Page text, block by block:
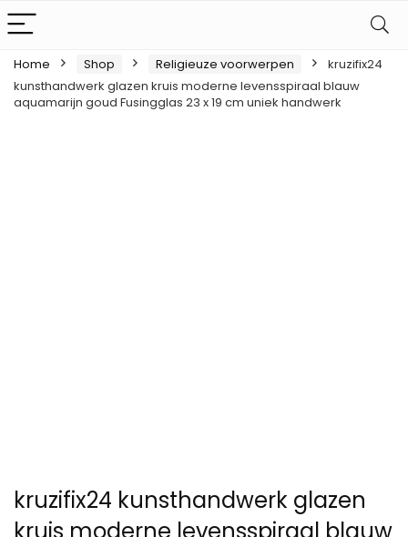
Home Shop Religieuze voorwerpen
kruzifix24
kunsthandwerk glazen kruis moderne levensspiraal blauw
aquamarijn goud Fusingglas 23 x 19 cm uniek handwerk
kruzifix24 kunsthandwerk glazen